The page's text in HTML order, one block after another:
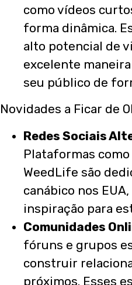
como vídeos
forma dinâmica.
alto potencial de
excelente
seu público de
Novidades a Ficar de
Redes Sociais
Plataformas como
WeedLife são
canábico nos
inspiração para
Comunidades
fóruns e grupos
construir
próximos. Esses